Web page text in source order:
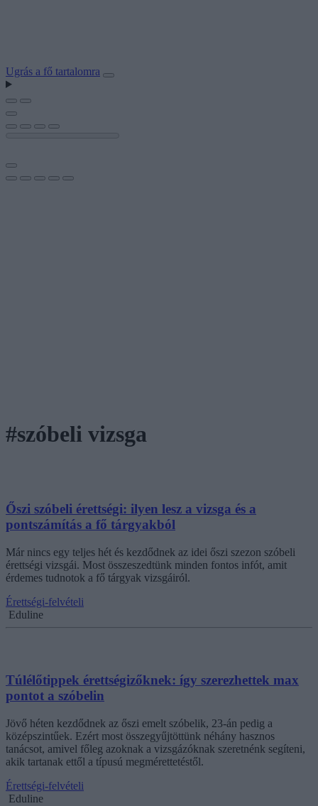
Ugrás a fő tartalomra
#szóbeli vizsga
Őszi szóbeli érettségi: ilyen lesz a vizsga és a
pontszámítás a fő tárgyakból
Már nincs egy teljes hét és kezdődnek az idei őszi szezon szóbeli
érettségi vizsgái. Most összeszedtünk minden fontos infót, amit
érdemes tudnotok a fő tárgyak vizsgáiról.
Érettségi-felvételi
Eduline
Túlélőtippek érettségizőknek: így szerezhettek max
pontot a szóbelin
Jövő héten kezdődnek az őszi emelt szóbelik, 23-án pedig a
középszintűek. Ezért most összegyűjtöttünk néhány hasznos
tanácsot, amivel főleg azoknak a vizsgázóknak szeretnénk segíteni,
akik tartanak ettől a típusú megmérettetéstől.
Érettségi-felvételi
Eduline